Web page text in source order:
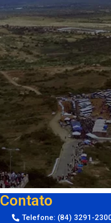
Contato
Telefone: (84) 3291-